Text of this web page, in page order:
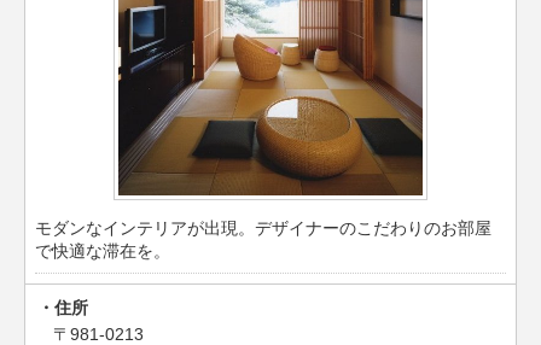
モダンなインテリアが出現。デザイナーのこだわりのお部屋
で快適な滞在を。
住所
〒981-0213